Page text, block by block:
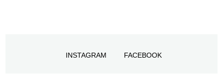
INSTAGRAM FACEBOOK